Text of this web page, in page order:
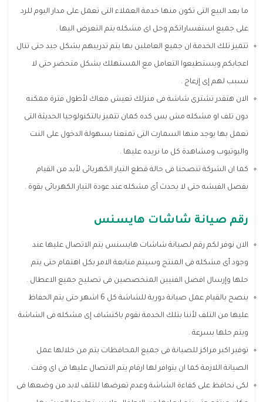
ما بعد البيع التى تكون منها خدمة العملاء التى تعمل على مدار اليوم للرد
على جميع استفساراتكم وحل اى مشكله يتم التعرض اليها .
تتميز تلك الخدمة ان جميع العاملين بها يتم تدريبهم بشكل جيد حتى تنال
اعجابكم ويستطيعوا التعامل مع المستهلك بشكل متحضر حتى لا
نسبب لهم إى إزعاج .
الان هتقدر تشترى شاشة فى منزلك تعيش معاك لأطول فترة ممكنه
دون تلف او مشكله مش بس كده كمان تتميز بالتكنولوجيا الحديثة التى
تعمل بها يوجد منها السمارت التى تمتعنا بسهولة الدخول على النت
واليوتيوب ومشاهدة كل ما نريده عليها .
كما ان الشركة تنصحنا فى حالة قطع التيار الكهربائى لأبد من القيام
بفصل الفيشه حتى لا يحدث أى مشكله عند عودة التيار الكهربائى بقوة .
رقم صيانة شاشات هايسنس
الان نوفر لكم رقم لصيانة شاشات هايسنس يتم الاتصال عليها عند
وجود أى مشكله فى المنتج وسيتم متابعة الامر بكل اهتمام حتى يتم
حلها وإرسال افضل الفنيين المتخصصين فى تصليح جميع الاعطال .
ينصح بالقيام عمل صيانة دورية للشاشة كل 6 اشهر حتى يتم الحفاظ
عليها من التلف لأننا بتلك الخدمة نقوم باكتشاف إى مشكله فى الشاشة
ويتم حلها بسرعة .
توفير اكبر مراكز للصيانة فى جميع المحافظات يتم من خلالها عمل
الصيانة اللازمة كما ان يتوافر لها ارقام يتم الاتصال عليها فى اى وقت .
لكى نحافظ على كفاءة الشاشة وعدم تعرضها للتلف لابد من وضعها فى